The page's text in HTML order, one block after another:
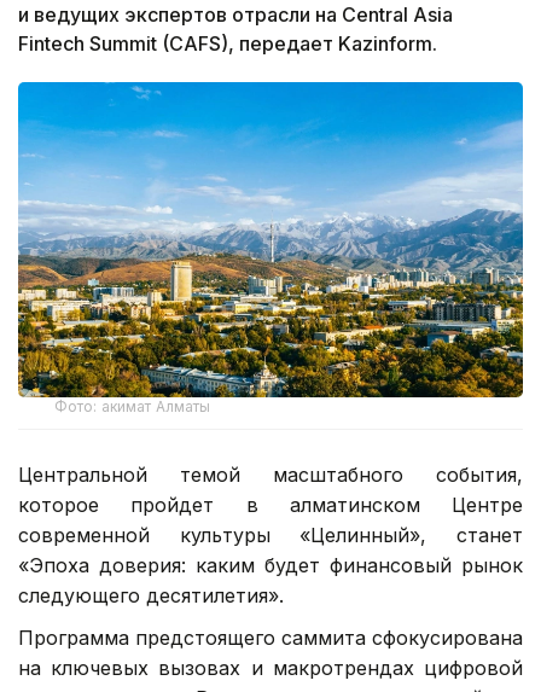
и ведущих экспертов отрасли на Central Asia
Fintech Summit (CAFS), передает Kazinform.
Фото: акимат Алматы
Центральной темой масштабного события,
которое пройдет в алматинском Центре
современной культуры «Целинный», станет
«Эпоха доверия: каким будет финансовый рынок
следующего десятилетия».
Программа предстоящего саммита сфокусирована
на ключевых вызовах и макротрендах цифровой